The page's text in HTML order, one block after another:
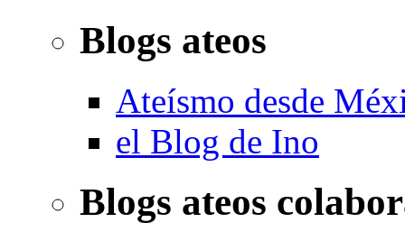
Blogs ateos
Ateísmo desde
el Blog de Ino
Blogs ateos